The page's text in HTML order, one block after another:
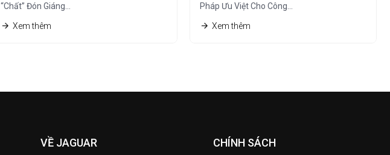
“Chất” Đón Giáng…
Xem thêm
Pháp Ưu Việt Cho Công…
Xem thêm
VỀ JAGUAR CHÍNH SÁCH